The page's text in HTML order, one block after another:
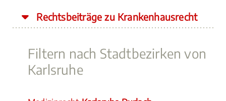
Rechtsbeiträge zu Krankenhausrecht
Filtern nach Stadtbezirken von
Karlsruhe